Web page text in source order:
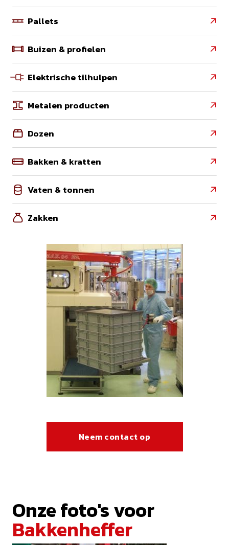
Pallets 
Buizen & profielen 
Elektrische tilhulpen 
Metalen producten 
Dozen 
Bakken & kratten 
Vaten & tonnen 
Zakken 
Neem contact op
Onze foto's voor
Bakkenheffer